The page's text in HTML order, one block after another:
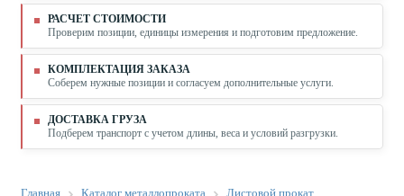
РАСЧЕТ СТОИМОСТИ
Проверим позиции, единицы измерения и подготовим предложение.
КОМПЛЕКТАЦИЯ ЗАКАЗА
Соберем нужные позиции и согласуем дополнительные услуги.
ДОСТАВКА ГРУЗА
Подберем транспорт с учетом длины, веса и условий разгрузки.
Главная Каталог металлопроката
Листовой прокат